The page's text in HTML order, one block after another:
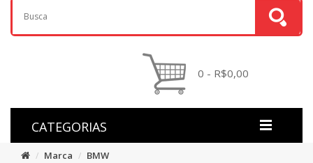
0 - R$0,00
CATEGORIAS
Marca
BMW